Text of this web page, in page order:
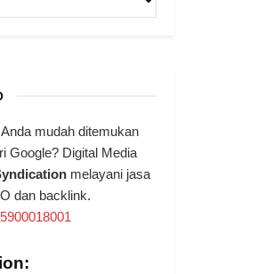
mudah ditemukan
Google? Digital Media
melayani jasa
dan backlink.